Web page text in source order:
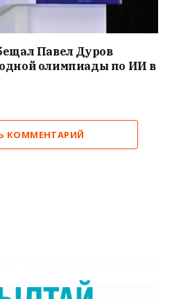
Павел Дуров
олимпиады по ИИ в
КОММЕНТАРИЙ